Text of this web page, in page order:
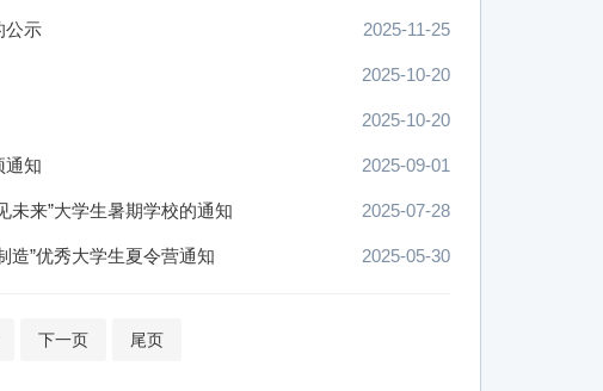
公示 2025-11-25
2025-10-20
2025-10-20
通知 2025-09-01
未来”大学生暑期学校的通知 2025-07-28
造”优秀大学生夏令营通知 2025-05-30
下一页 尾页